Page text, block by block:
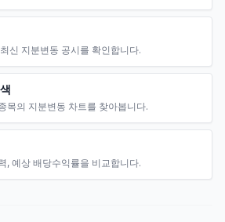
신 지분변동 공시를 확인합니다.
목의 지분변동 차트를 찾아봅니다.
, 예상 배당수익률을 비교합니다.